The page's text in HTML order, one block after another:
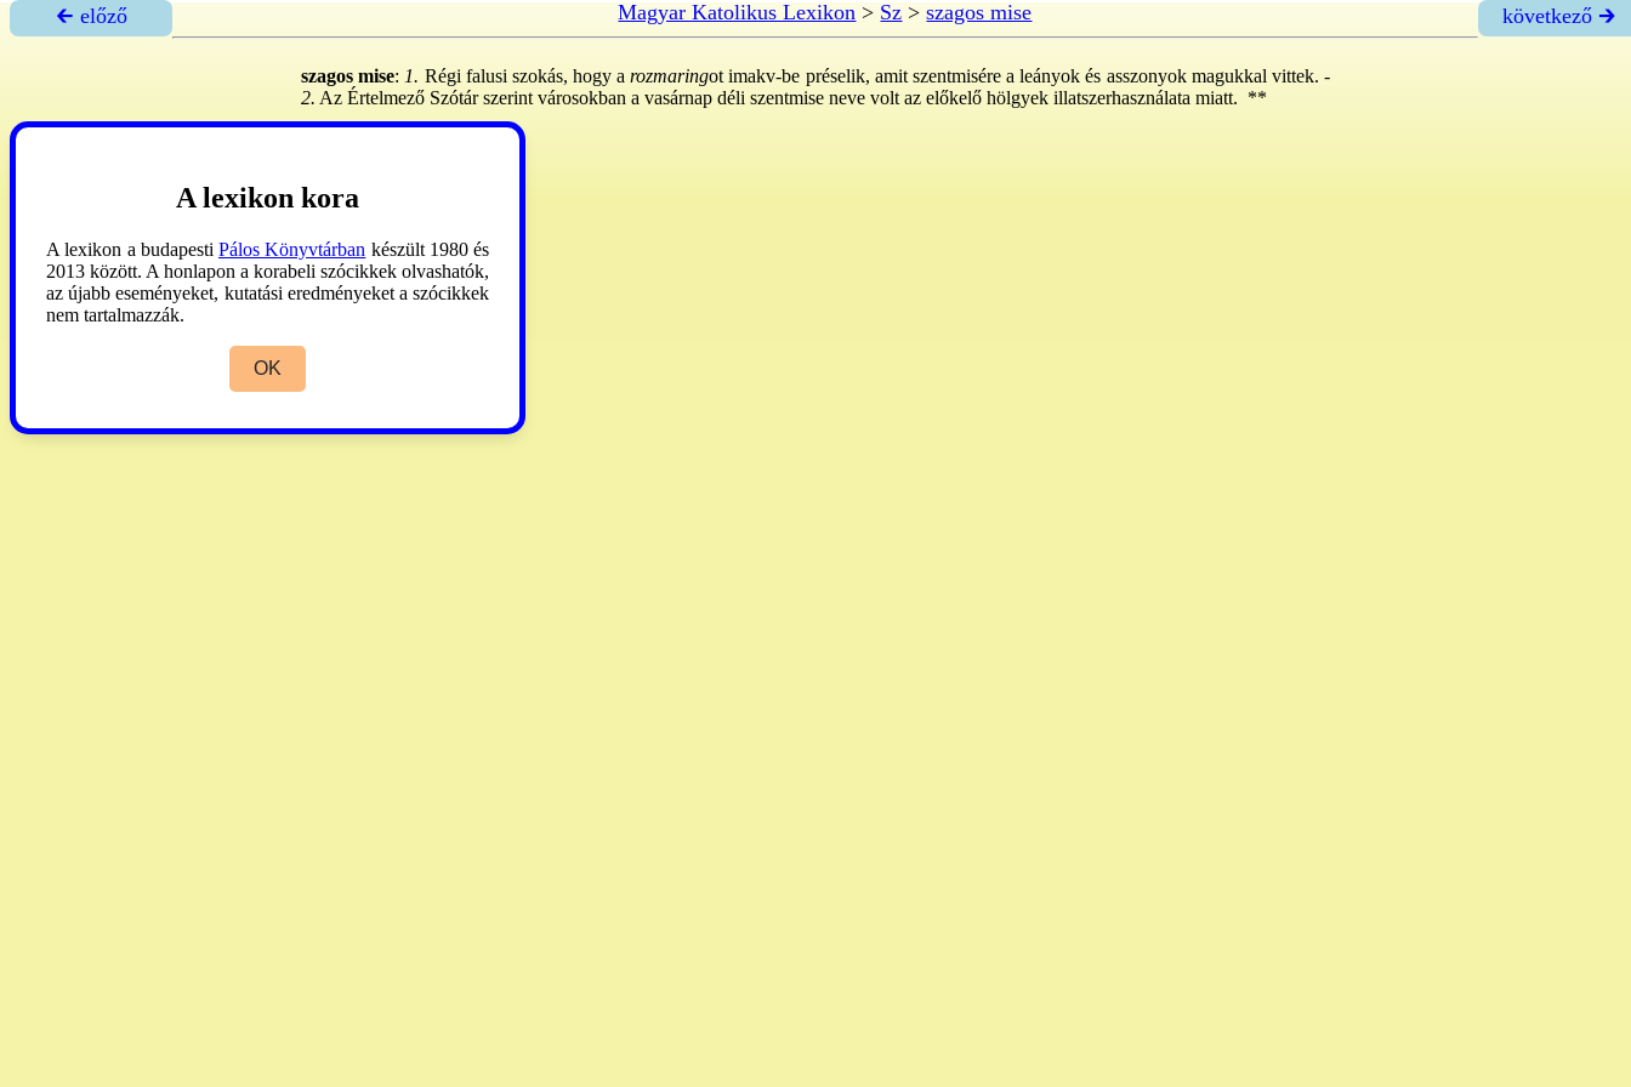
🡰 előző Magyar Katolikus Lexikon > Sz >szagos mise következő 🡲
szagos mise: 1. Régi falusi szokás, hogy a rozmaringot imakv-be préselik, amit szentmisére a leányok és asszonyok magukkal vittek. -
2. Az Értelmező Szótár szerint városokban a vasárnap déli szentmise neve volt az előkelő hölgyek illatszerhasználata miatt. **
A lexikon kora
A lexikon a budapesti Pálos Könyvtárban készült 1980 és
2013 között. A honlapon a korabeli szócikkek olvashatók,
az újabb eseményeket, kutatási eredményeket a szócikkek
nem tartalmazzák.
OK